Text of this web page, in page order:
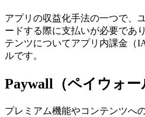
アプリの収益化手法の一つで、
ードする際に支払いが必要であ
テンツについてアプリ内課金（
ルです。
Paywall（ペイウォー
プレミアム機能やコンテンツへ